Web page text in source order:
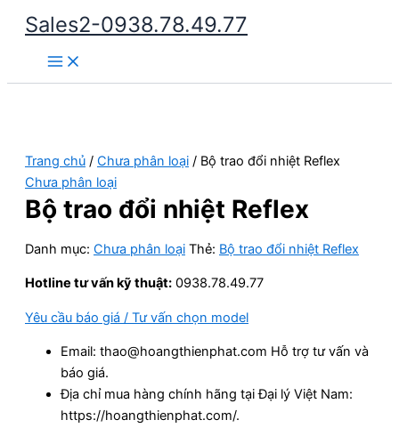
Nhảy
dung
Sales2-0938.78.49.77
Main
Menu
Trang chủ / Chưa phân loại / Bộ trao đổi nhiệt Reflex
Chưa phân loại
Bộ trao đổi nhiệt Reflex
Danh mục: Chưa phân loại Thẻ: Bộ trao đổi nhiệt Reflex
Hotline tư vấn kỹ thuật: 0938.78.49.77
Yêu cầu báo giá / Tư vấn chọn model
Email: thao@hoangthienphat.com Hỗ trợ tư vấn và
báo giá.
Địa chỉ mua hàng chính hãng tại Đại lý Việt Nam:
https://hoangthienphat.com/.